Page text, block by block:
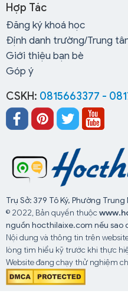
Hợp Tác
Đăng ký khoá học
Định danh trường/Trung
Giới thiệu bạn bè
Góp ý
CSKH: 0815663377 -
Trụ Sở: 379 Tô Ký, Phường Trung
© 2022, Bản quyền thuộc
nguồn hocthilaixe.com nếu sao
Nội dung và thông tin trên
lòng tìm hiểu kỹ trước khi thực
Website đang chạy thử nghiệm